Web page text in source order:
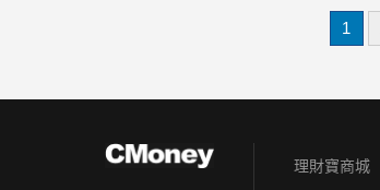
1
理財寶商城